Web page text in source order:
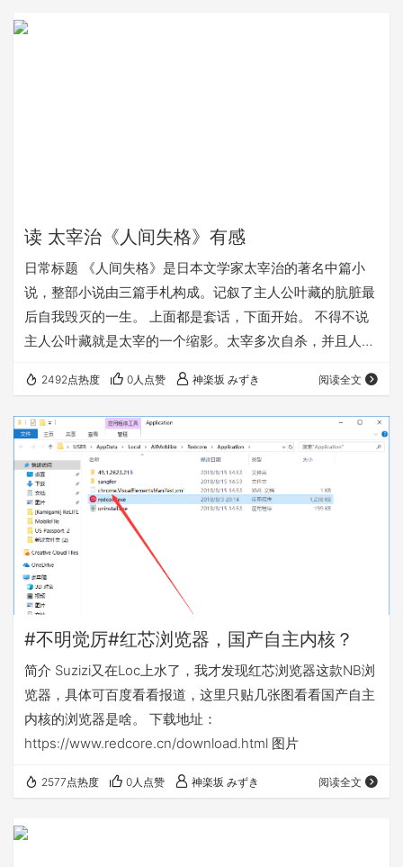
触感，而是略带温热。 这一刻，我真的感受到了祖国的温
读 太宰治《人间失格》有感
日常标题 《人间失格》是日本文学家太宰治的著名中篇小
说，整部小说由三篇手札构成。记叙了主人公叶藏的肮脏最
后自我毁灭的一生。 上面都是套话，下面开始。 不得不说
主人公叶藏就是太宰的一个缩影。太宰多次自杀，并且人物
自杀，结束了他短暂的一生。 《人间失格》又分为几个阶
段。 首先为第一手札中讲到的叶藏初中前的时候。在这里叶
藏的本性便显露出来，随着变着各种面具，强讨他人欢笑。
为了寻求他人的欢笑，给自己带上各种各样的面具，讨厌人
情世故。但事实上，却没有任何人能够理解他。哪怕一…
2492点热度 0人点赞 神楽坂 みずき 阅读全文
#不明觉厉#红芯浏览器，国产自主内核？
简介 Suzizi又在Loc上水了，我才发现红芯浏览器这款NB浏
览器，具体可百度看看报道，这里只贴几张图看看国产自主
内核的浏览器是啥。 下载地址：
https://www.redcore.cn/download.html 图片
2577点热度 0人点赞 神楽坂 みずき 阅读全文